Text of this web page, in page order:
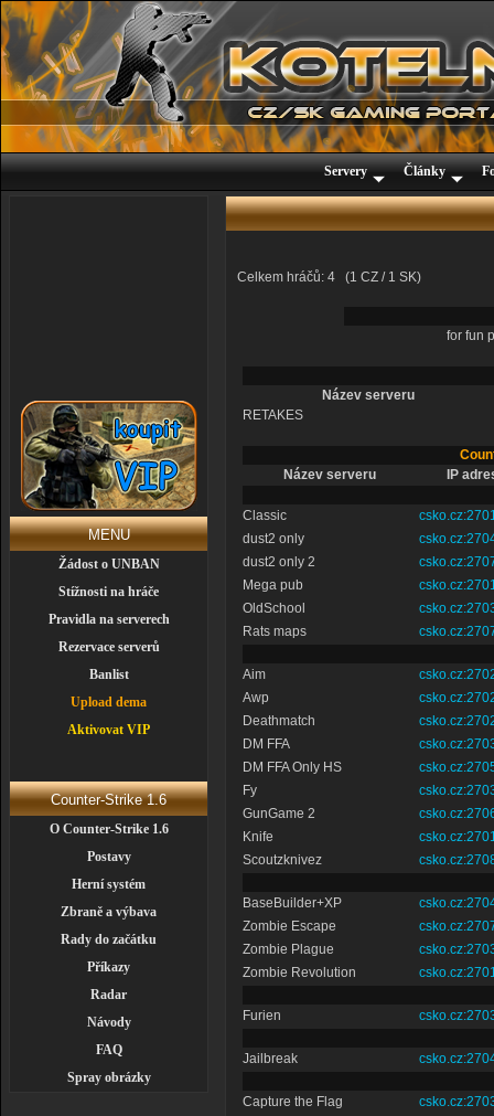
Servery Články
Celkem hráčů: 4 (1 CZ / 1 SK)
for fun
Název serveru
RETAKES
Název serveru
IP
Classic
dust2 only
dust2 only 2
Mega pub
OldSchool
Rats maps
Aim
Awp
Deathmatch
DM FFA
DM FFA Only HS
Fy
GunGame 2
Knife
Scoutzknivez
BaseBuilder+XP
Zombie Escape
Zombie Plague
Zombie Revolution
Furien
Jailbreak
Capture the Flag
MENU
Žádost o UNBAN
Stížnosti na hráče
Pravidla na serverech
Rezervace serverů
Banlist
Upload dema
Aktivovat VIP
Counter-Strike 1.6
O Counter-Strike 1.6
Postavy
Herní systém
Zbraně a výbava
Rady do začátku
Příkazy
Radar
Návody
FAQ
Spray obrázky